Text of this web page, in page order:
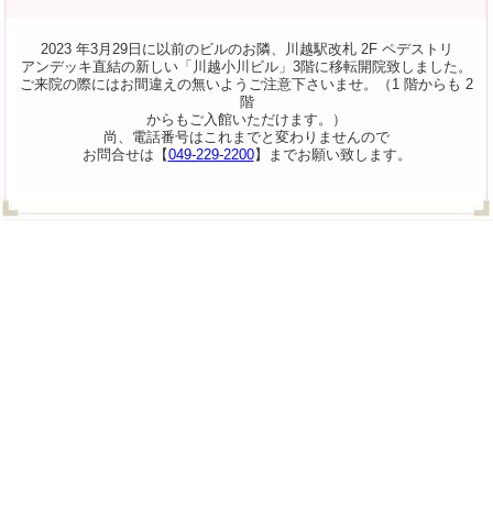
2023 年3月29日に以前のビルのお隣、川越駅改札 2F ペデストリ
アンデッキ直結の新しい「川越小川ビル」3階に移転開院致しました。
ご来院の際にはお間違えの無いようご注意下さいませ。（1 階からも 2
階
からもご入館いただけます。）
尚、電話番号はこれまでと変わりませんので
お問合せは【049-229-2200】までお願い致します。